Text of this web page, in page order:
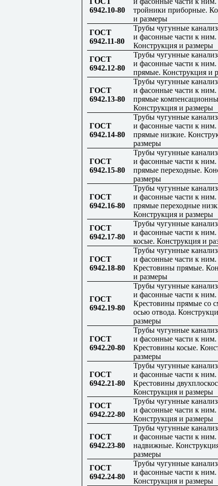
6942.10-80
тройники приборные.
и размеры
ГОСТ
6942.11-80
Трубы чугунные
и фасонные части к
Конструкция и размеры
ГОСТ
6942.12-80
Трубы чугунные
и фасонные части к
прямые. Конструкция и
ГОСТ
6942.13-80
Трубы чугунные
и фасонные части к
прямые
Конструкция и размеры
ГОСТ
6942.14-80
Трубы чугунные
и фасонные части к
прямые низкие.
размеры
ГОСТ
6942.15-80
Трубы чугунные
и фасонные части к
прямые переходные.
размеры
ГОСТ
6942.16-80
Трубы чугунные
и фасонные части к
прямые переходные
Конструкция и размеры
ГОСТ
6942.17-80
Трубы чугунные
и фасонные части к
косые. Конструкция и
ГОСТ
6942.18-80
Трубы чугунные
и фасонные части к ним.
Крестовины прямые.
и размеры
ГОСТ
6942.19-80
Трубы чугунные
и фасонные части к ним.
Крестовины прямые со
осью отвода.
размеры
ГОСТ
6942.20-80
Трубы чугунные
и фасонные части к ним.
Крестовины косые.
размеры
ГОСТ
6942.21-80
Трубы чугунные
и фасонные части к ним.
Крестовины
Конструкция и размеры
ГОСТ
6942.22-80
Трубы чугунные
и фасонные части к
Конструкция и размеры
ГОСТ
6942.23-80
Трубы чугунные
и фасонные части к
надвижные.
размеры
ГОСТ
6942.24-80
Трубы чугунные
и фасонные части к ним.
Конструкция и размеры